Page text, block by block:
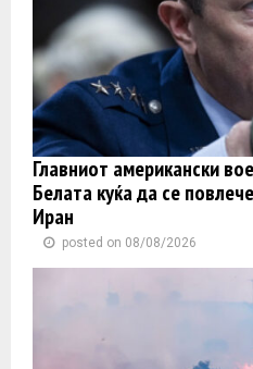
Главниот американски
Белата куќа да се
Иран
posted on 08/08/2026